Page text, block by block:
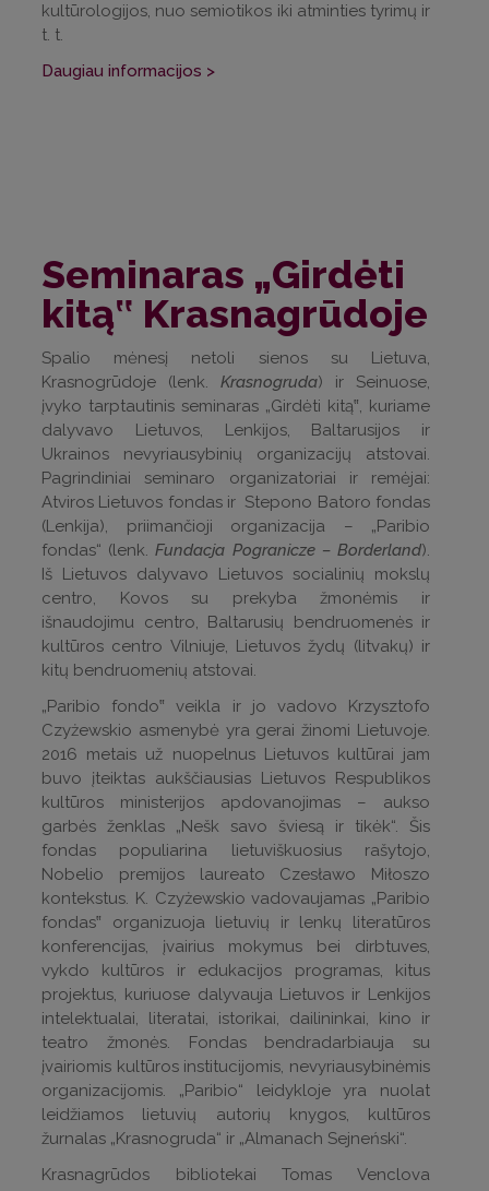
kultūrologijos, nuo semiotikos iki atminties tyrimų ir
t. t.
Daugiau informacijos >
Seminaras „Girdėti
kitą‟ Krasnagrūdoje
Spalio mėnesį netoli sienos su Lietuva,
Krasnogrūdoje (lenk. Krasnogruda) ir Seinuose,
įvyko tarptautinis seminaras „Girdėti kitą‟, kuriame
dalyvavo Lietuvos, Lenkijos, Baltarusijos ir
Ukrainos nevyriausybinių organizacijų atstovai.
Pagrindiniai seminaro organizatoriai ir remėjai:
Atviros Lietuvos fondas ir Stepono Batoro fondas
(Lenkija), priimančioji organizacija – „Paribio
fondas“ (lenk.Fundacja Pogranicze – Borderland).
Iš Lietuvos dalyvavo Lietuvos socialinių mokslų
centro, Kovos su prekyba žmonėmis ir
išnaudojimu centro, Baltarusių bendruomenės ir
kultūros centro Vilniuje, Lietuvos žydų (litvakų) ir
kitų bendruomenių atstovai.
„Paribio fondo‟ veikla ir jo vadovo Krzysztofo
Czyżewskio asmenybė yra gerai žinomi Lietuvoje.
2016 metais už nuopelnus Lietuvos kultūrai jam
buvo įteiktas aukščiausias Lietuvos Respublikos
kultūros ministerijos apdovanojimas – aukso
garbės ženklas „Nešk savo šviesą ir tikėk“. Šis
fondas populiarina lietuviškuosius rašytojo,
Nobelio premijos laureato Czesławo Miłoszo
kontekstus. K. Czyżewskio vadovaujamas „Paribio
fondas‟ organizuoja lietuvių ir lenkų literatūros
konferencijas, įvairius mokymus bei dirbtuves,
vykdo kultūros ir edukacijos programas, kitus
projektus, kuriuose dalyvauja Lietuvos ir Lenkijos
intelektualai, literatai, istorikai, dailininkai, kino ir
teatro žmonės. Fondas bendradarbiauja su
įvairiomis kultūros institucijomis, nevyriausybinėmis
organizacijomis. „Paribio“ leidykloje yra nuolat
leidžiamos lietuvių autorių knygos, kultūros
žurnalas „Krasnogruda“ ir „Almanach Sejneński“.
Krasnagrūdos bibliotekai Tomas Venclova